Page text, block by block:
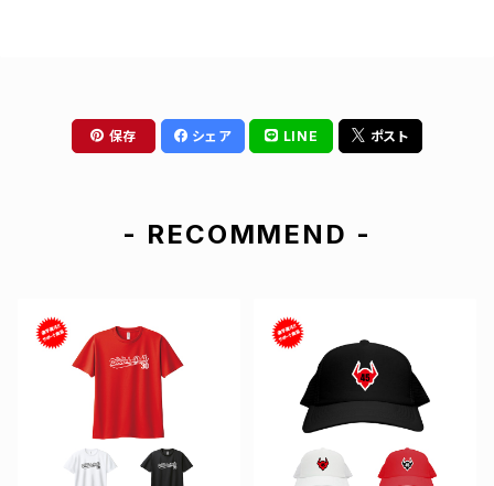
保存 シェア LINE ポスト
- RECOMMEND -